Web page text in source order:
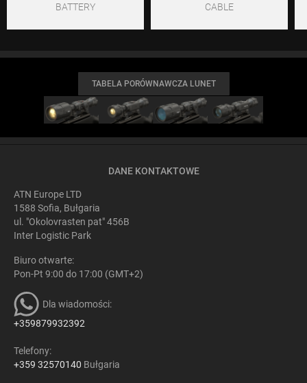
BATTERY CABLE
TABELA PORÓWNAWCZA LUNET
DANE KONTAKTOWE
ATN Europe LTD
1588 Sofia, Bułgaria
ul. "Okolovrasten pat" 456B
Inter Logistic Park
Biuro otwarte:
Pon-Pt 9:00 do 17:00 (GMT+2)
Dla wiadomości:
+359879932392
Telefony:
+359 32570140 Bułgaria